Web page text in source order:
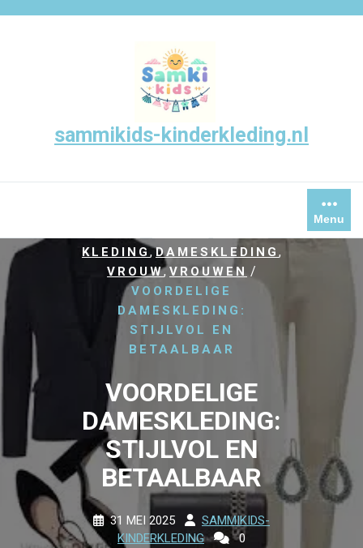
sammikids-kinderkleding.nl
Menu
KLEDING ,DAMESKLEDING ,
VROUW,VROUWEN /
VOORDELIGE
DAMESKLEDING:
STIJLVOL EN
BETAALBAAR
VOORDELIGE
DAMESKLEDING:
STIJLVOL EN
BETAALBAAR
31 MEI 2025
SAMMIKIDS-
KINDERKLEDING
0